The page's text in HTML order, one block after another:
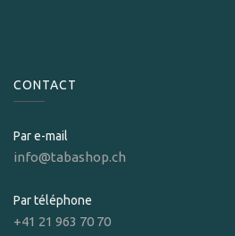
CONTACT
Par e-mail
info@tabashop.ch
Par téléphone
+41 21 963 70 70